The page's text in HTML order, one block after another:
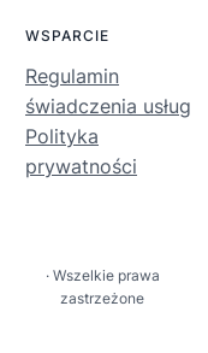
WSPARCIE
Regulamin
świadczenia usług
Polityka
prywatności
· Wszelkie prawa
zastrzeżone